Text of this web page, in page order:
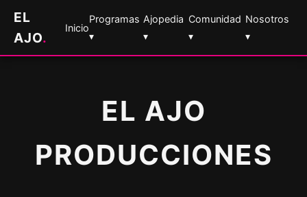
EL
AJO.
Inicio
Programas
▾
Ajopedia
▾
Comunidad
▾
Nosotros
▾
EL AJO
PRODUCCIONES